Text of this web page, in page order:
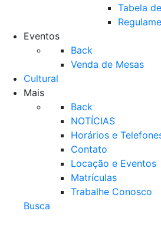
Tabela
Eventos
Back
Venda de Mesas
Cultural
Mais
Back
NOTÍCIAS
Horários e
Contato
Locação e Eventos
Matrículas
Trabalhe Conosco
Busca